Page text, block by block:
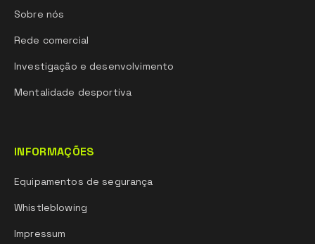
Sobre nós
Rede comercial
Investigação e desenvolvimento
Mentalidade desportiva
INFORMAÇÕES
Equipamentos de segurança
Whistleblowing
Impressum